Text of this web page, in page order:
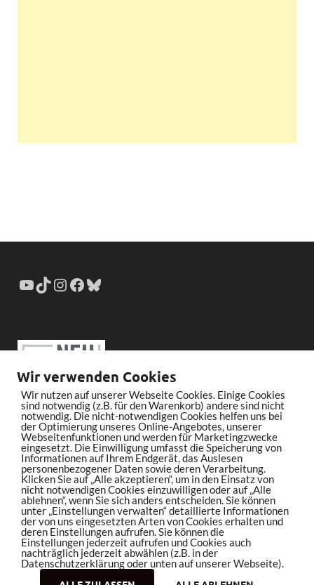
Wir verwenden Cookies
Wir nutzen auf unserer Webseite Cookies. Einige Cookies
sind notwendig (z.B. für den Warenkorb) andere sind nicht
notwendig. Die nicht-notwendigen Cookies helfen uns bei
der Optimierung unseres Online-Angebotes, unserer
Webseitenfunktionen und werden für Marketingzwecke
eingesetzt. Die Einwilligung umfasst die Speicherung von
Informationen auf Ihrem Endgerät, das Auslesen
personenbezogener Daten sowie deren Verarbeitung.
Klicken Sie auf „Alle akzeptieren“, um in den Einsatz von
nicht notwendigen Cookies einzuwilligen oder auf „Alle
ablehnen“, wenn Sie sich anders entscheiden. Sie können
unter „Einstellungen verwalten“ detaillierte Informationen
der von uns eingesetzten Arten von Cookies erhalten und
deren Einstellungen aufrufen. Sie können die
Einstellungen jederzeit aufrufen und Cookies auch
nachträglich jederzeit abwählen (z.B. in der
Datenschutzerklärung oder unten auf unserer Webseite).